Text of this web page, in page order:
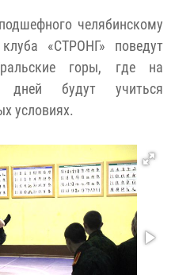
челябинскому
«СТРОНГ» поведут
горы, где на
дней будут учиться
условиях.